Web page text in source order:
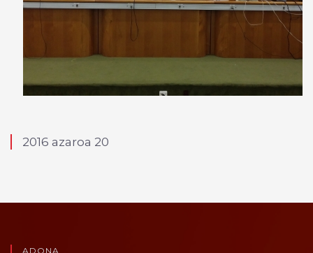
2016 azaroa 20
ADONA